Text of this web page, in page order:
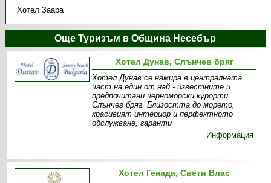
Хотел Заара
Още Туризъм в Община Несебър
Хотел Дунав, Слънчев бряг
Хотел Дунав се намира в централната
част на един от най - известните и
предпочитани черноморски курорти
Слънчев бряг. Близостта до морето,
красивият интериор и перфектното
обслужване, гаранти
Информация
Хотел Генада, Свети Влас